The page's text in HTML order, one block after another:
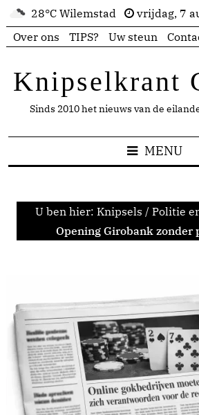
28°C Wilemstad
vrijdag, 7
Over ons
TIPS? Uw steun
Knipselkrant
Sinds 2010 het nieuws van de
MENU
U ben hier: Knipsels / Politie
Opening Girobank zonder